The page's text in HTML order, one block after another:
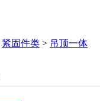
紧固件类 > 吊顶一体